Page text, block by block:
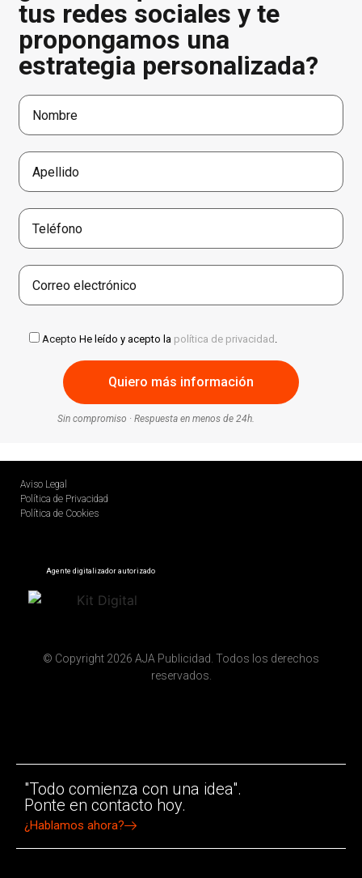
tus redes sociales y te
propongamos una
estrategia personalizada?
Acepto He leído y acepto la política de privacidad .
Sin compromiso · Respuesta en menos de 24h.
Aviso Legal
Política de Privacidad
Política de Cookies
Agente digitalizador autorizado
© Copyright 2026 AJA Publicidad. Todos los derechos
reservados.
"Todo comienza con una idea".
Ponte en contacto hoy.
¿Hablamos ahora?